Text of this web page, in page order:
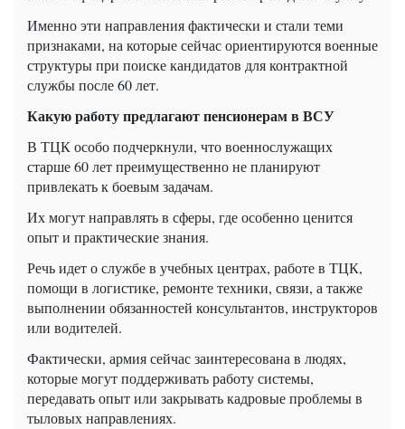
Именно эти направления фактически и стали теми
признаками, на которые сейчас ориентируются военные
структуры при поиске кандидатов для контрактной
службы после 60 лет.
Какую работу предлагают пенсионерам в ВСУ
В ТЦК особо подчеркнули, что военнослужащих
старше 60 лет преимущественно не планируют
привлекать к боевым задачам.
Их могут направлять в сферы, где особенно ценится
опыт и практические знания.
Речь идет о службе в учебных центрах, работе в ТЦК,
помощи в логистике, ремонте техники, связи, а также
выполнении обязанностей консультантов, инструкторов
или водителей.
Фактически, армия сейчас заинтересована в людях,
которые могут поддерживать работу системы,
передавать опыт или закрывать кадровые проблемы в
тыловых направлениях.